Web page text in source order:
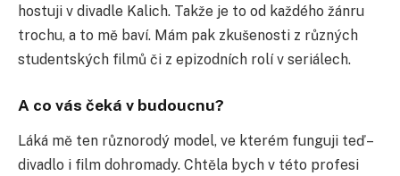
hostuji v divadle Kalich. Takže je to od každého žánru
trochu, a to mě baví. Mám pak zkušenosti z různých
studentských filmů či z epizodních rolí v seriálech.
A co vás čeká v budoucnu?
Láká mě ten různorodý model, ve kterém funguji teď –
divadlo i film dohromady. Chtěla bych v této profesi